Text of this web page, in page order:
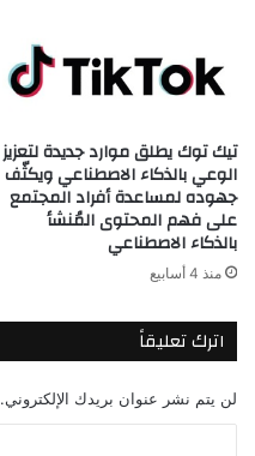
تيك توك يطلق موارد جديدة لتعزيز
الوعي بالذكاء الاصطناعي ويكثّف
جهوده لمساعدة أفراد المجتمع
على فهم المحتوى المُنشأ
بالذكاء الاصطناعي
منذ 4 أسابيع
اترك تعليقاً
لن يتم نشر عنوان بريدك الإلكتروني.